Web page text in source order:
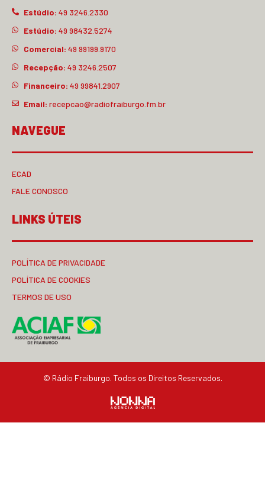
Estúdio: 49 3246.2330
Estúdio: 49 98432.5274
Comercial: 49 99199.9170
Recepção: 49 3246.2507
Financeiro: 49 99841.2907
Email: recepcao@radiofraiburgo.fm.br
NAVEGUE
ECAD
FALE CONOSCO
LINKS ÚTEIS
POLÍTICA DE PRIVACIDADE
POLÍTICA DE COOKIES
TERMOS DE USO
© Rádio Fraiburgo. Todos os Direitos Reservados.